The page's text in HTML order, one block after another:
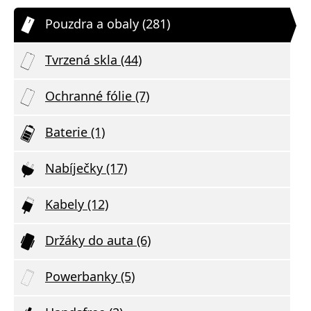
Pouzdra a obaly (281)
Tvrzená skla (44)
Ochranné fólie (7)
Baterie (1)
Nabíječky (17)
Kabely (12)
Držáky do auta (6)
Powerbanky (5)